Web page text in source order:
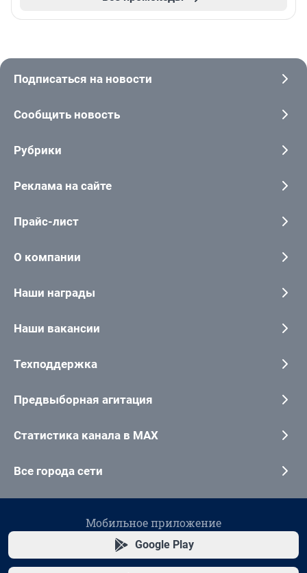
Подписаться на новости
Сообщить новость
Рубрики
Реклама на сайте
Прайс-лист
О компании
Наши награды
Наши вакансии
Техподдержка
Предвыборная агитация
Статистика канала в MAX
Все города сети
Мобильное приложение
Google Play